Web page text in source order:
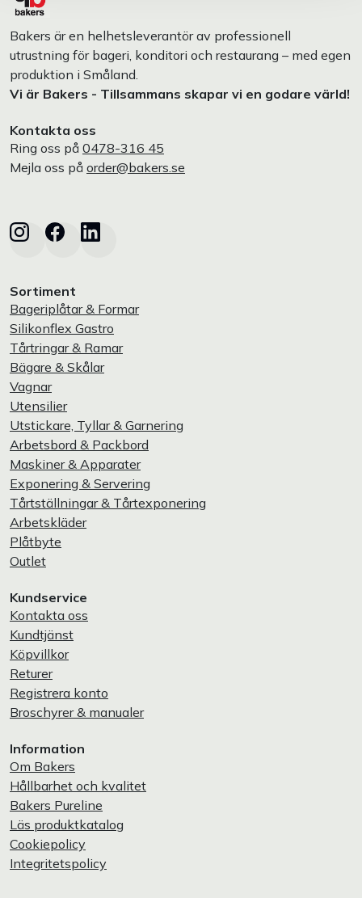
Bakers är en helhetsleverantör av professionell
utrustning för bageri, konditori och restaurang – med egen
produktion i Småland.
Vi är Bakers - Tillsammans skapar vi en godare värld!
Kontakta oss
Ring oss på 0478-316 45
Mejla oss på order@bakers.se
Sortiment
Bageriplåtar & Formar
Silikonflex Gastro
Tårtringar & Ramar
Bägare & Skålar
Vagnar
Utensilier
Utstickare, Tyllar & Garnering
Arbetsbord & Packbord
Maskiner & Apparater
Exponering & Servering
Tårtställningar & Tårtexponering
Arbetskläder
Plåtbyte
Outlet
Kundservice
Kontakta oss
Kundtjänst
Köpvillkor
Returer
Registrera konto
Broschyrer & manualer
Information
Om Bakers
Hållbarhet och kvalitet
Bakers Pureline
Läs produktkatalog
Cookiepolicy
Integritetspolicy